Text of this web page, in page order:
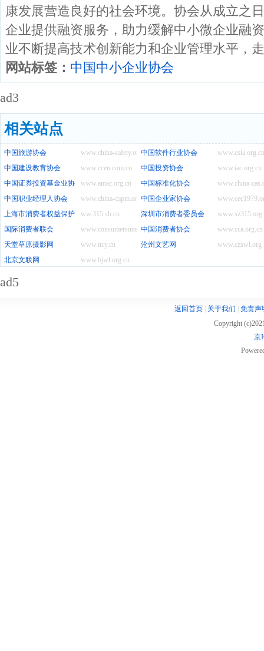
康发展营造良好的社会环境。协会从成立之
企业提供融资服务，助力缓解中小微企业融
业不断提高技术创新能力和企业管理水平，
网站标签： 中国中小企业协会
ad3
相关站点
www.china-safety.org.cn
中国旅游协会 www.csia.org.cn
中国软件行业协会
www.ccen.com.cn
中国建设教育协会 www.iac.org.cn
中国投资协会
www.amac.org.cn
中国证券投资基金业协会 www.china-
中国标准化协会
www.china-capm.org.cn
中国职业经理人协会
中国企业家协会
ww.315.sh.cn
上海市消费者权益保护委员会 www.sz315.org
深圳市消费者委员会
www.consumersinternational.org
国际消费者联会 www.cca.org.cn
中国消费者协会
www.ttcy.cn
天堂草原摄影网 www.czswl.org
沧州文艺网
www.bjwl.org.cn
北京文联网
ad5
返回首页| 关于我们
免责声
Copyright
京